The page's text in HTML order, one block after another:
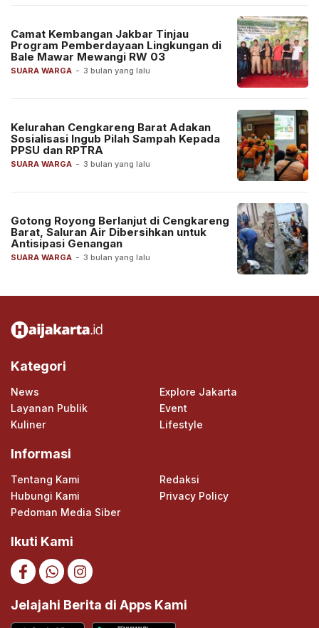
SUARA WARGA - 3 bulan yang lalu
Camat Kembangan Jakbar Tinjau
Program Pemberdayaan Lingkungan di
Bale Mawar Mewangi RW 03
SUARA WARGA - 3 bulan yang lalu
Kelurahan Cengkareng Barat Adakan
Sosialisasi Ingub Pilah Sampah Kepada
PPSU dan RPTRA
SUARA WARGA - 3 bulan yang lalu
Gotong Royong Berlanjut di Cengkareng
Barat, Saluran Air Dibersihkan untuk
Antisipasi Genangan
Kategori
News
Explore Jakarta
Layanan Publik
Event
Kuliner
Lifestyle
Informasi
Tentang Kami
Redaksi
Hubungi Kami
Privacy Policy
Pedoman Media Siber
Ikuti Kami
Jelajahi Berita di Apps Kami